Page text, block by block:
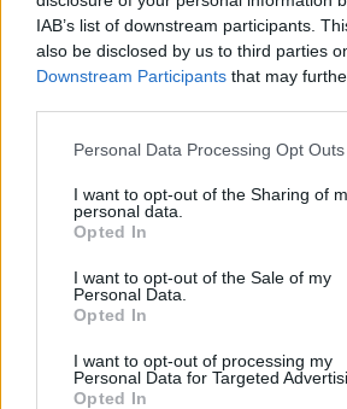
IAB’s list of downstream participants.
also be disclosed by us to third parties
Downstream Participants that may
Personal Data Processing Opt Outs
I want to opt-out of the Sharing of
personal data.
Opted In
I want to opt-out of the Sale of my
Personal Data.
Opted In
I want to opt-out of processing my
Personal Data for Targeted
Opted In
A Escola de Hotelaria e Turismo de
vai ministrar um novo...
5 Agosto, 2026 - 20:00